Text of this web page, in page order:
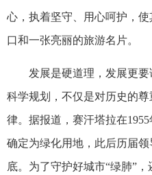
心，执着坚守、用心呵护，
口和一张亮丽的旅游名片。
发展是硬道理，发展更
科学规划，不仅是对历史的
律。据报道，赛汗塔拉在
确定为绿化用地，此后历届
底。为了守护好城市“绿肺”